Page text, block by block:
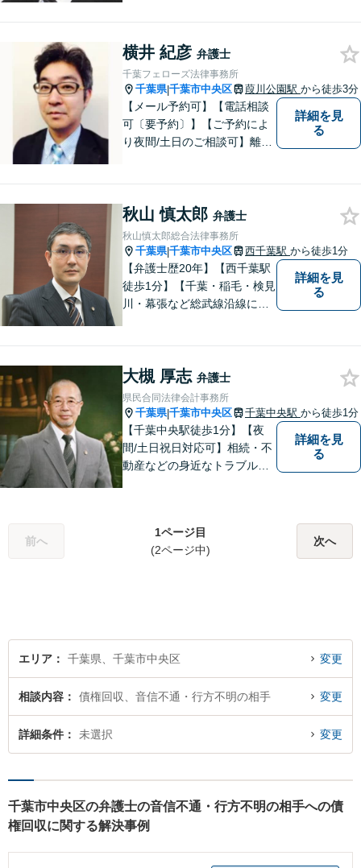
応】ご相談者様の精神的負担
を軽減することも重視してい
る弁護士です。【千葉駅徒歩
７分】
横井 紀彦 弁護士
千葉フェローズ法律事務所
千葉県|千葉市中央区 葭川公園駅 から徒歩3分
【メール予約可】【電話相談
可〔要予約〕】【ご予約によ
り夜間/土日のご相談可】離婚
相談ください！
詳細を見
る
秋山 慎太郎 弁護士
秋山慎太郎総合法律事務所
千葉県|千葉市中央区 西千葉駅 から徒歩1分
【弁護士歴20年】【西千葉駅
徒歩1分】【千葉・稲毛・検見
川・幕張など総武線沿線にお
などお気軽にお問い合わせく
ださい【個人／企業いずれも
対応実績あり】
詳細を見
る
大槻 厚志 弁護士
県民合同法律会計事務所
千葉県|千葉市中央区 千葉中央駅 から徒歩1分
【千葉中央駅徒歩1分】【夜
間/土日祝日対応可】相続・不
動産などの身近なトラブルに
え全力で実行します。まずは
ご相談ください。
詳細を見
る
前へ
1ページ目
(2ページ中)
次へ
エリア 千葉県、千葉市中央区 変更
相談内容 債権回収、音信不通・行方不明の相手 変更
詳細条件 未選択 変更
千葉市中央区の弁護士の音信不通・行方不明の相手への債
権回収に関する解決事例